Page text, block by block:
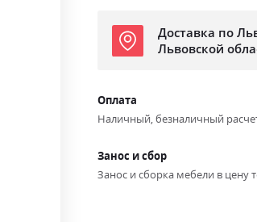
Доставка по
Львовской
Оплата
Наличный, безналичный
Занос и сбор
Занос и сборка мебели в цену